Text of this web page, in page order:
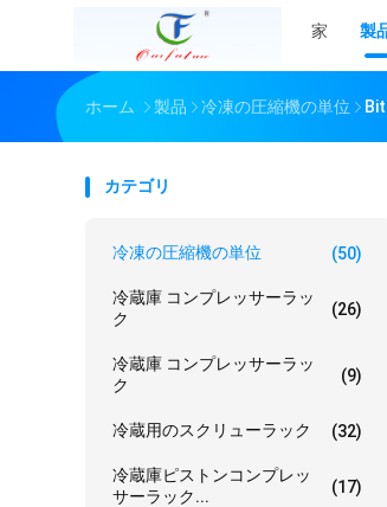
家 製
ホーム 製品 冷凍の圧縮機の単位
カテゴリ
冷凍の圧縮機の単位 (50)
冷蔵庫 コンプレッサーラッ
ク
(26)
冷蔵庫 コンプレッサーラッ
ク
(9)
冷蔵用のスクリューラック (32)
冷蔵庫ピストンコンプレッ
サーラック...
(17)